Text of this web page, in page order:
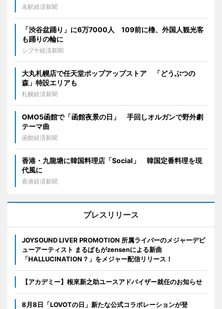
名駅経済新聞
「渋谷盆踊り」に6万7000人 109前に櫓、外国人観光客
も踊りの輪に
シブヤ経済新聞
大丸札幌店で任天堂ポップアップストア 「どうぶつの
森」特設エリアも
札幌経済新聞
OMO5函館で「函館夜景の日」 手回しオルガンで野外劇
テーマ曲
函館経済新聞
香港・九龍塘に韓国料理店「Social」 韓国定番料理を現
代風に
香港経済新聞
プレスリリース
JOYSOUND LIVER PROMOTION 所属ライバーのメジャーデビ
ューアーティスト まるぱもがzensenによる新曲
「HALLUCINATION？」をメジャー配信リリース！
【アカデミー】根來新之助ユースアドバイザー就任のお知らせ
8月8日「LOVOTの日」新たな公式コラボレーションが登